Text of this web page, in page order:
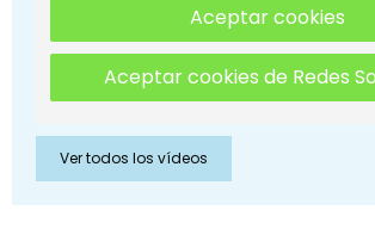
Aceptar cookies
Aceptar cookies de Redes
Ver todos los vídeos